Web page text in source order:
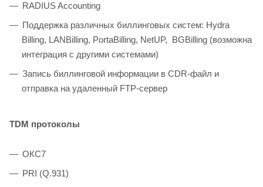
RADIUS Accounting
Поддержка различных биллинговых систем: Hydra
Billing, LANBilling, PortaBilling, NetUP, BGBilling (возможна
интеграция с другими системами)
Запись биллинговой информации в CDR-файл и
отправка на удаленный FTP-сервер
TDM протоколы
ОКС7
PRI (Q.931)